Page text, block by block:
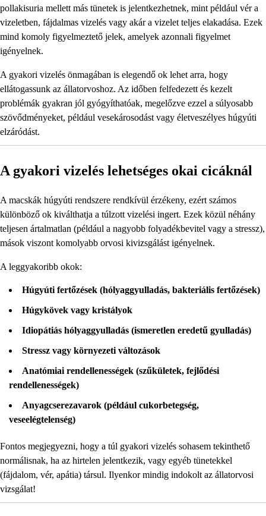
pollakisuria mellett más tünetek is jelentkezhetnek, mint például vér a
vizeletben, fájdalmas vizelés vagy akár a vizelet teljes elakadása. Ezek
mind komoly figyelmeztető jelek, amelyek azonnali figyelmet
igényelnek.
A gyakori vizelés önmagában is elegendő ok lehet arra, hogy
ellátogassunk az állatorvoshoz. Az időben felfedezett és kezelt
problémák gyakran jól gyógyíthatóak, megelőzve ezzel a súlyosabb
szövődményeket, például vesekárosodást vagy életveszélyes húgyúti
elzáródást.
A gyakori vizelés lehetséges okai cicáknál
A macskák húgyúti rendszere rendkívül érzékeny, ezért számos
különböző ok kiválthatja a túlzott vizelési ingert. Ezek közül néhány
teljesen ártalmatlan (például a nagyobb folyadékbevitel vagy a stressz),
mások viszont komolyabb orvosi kivizsgálást igényelnek.
A leggyakoribb okok:
Húgyúti fertőzések (hólyaggyulladás, bakteriális fertőzések)
Húgykövek vagy kristályok
Idiopátiás hólyaggyulladás (ismeretlen eredetű gyulladás)
Stressz vagy környezeti változások
Anatómiai rendellenességek (szűkületek, fejlődési
rendellenességek)
Anyagcserezavarok (például cukorbetegség,
veseelégtelenség)
Fontos megjegyezni, hogy a túl gyakori vizelés sohasem tekinthető
normálisnak, ha az hirtelen jelentkezik, vagy egyéb tünetekkel
(fájdalom, vér, apátia) társul. Ilyenkor mindig indokolt az állatorvosi
vizsgálat!